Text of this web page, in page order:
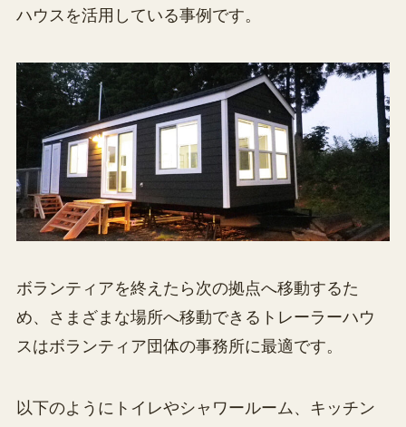
ハウスを活用している事例です。
ボランティアを終えたら次の拠点へ移動するた
め、さまざまな場所へ移動できるトレーラーハウ
スはボランティア団体の事務所に最適です。
以下のようにトイレやシャワールーム、キッチン